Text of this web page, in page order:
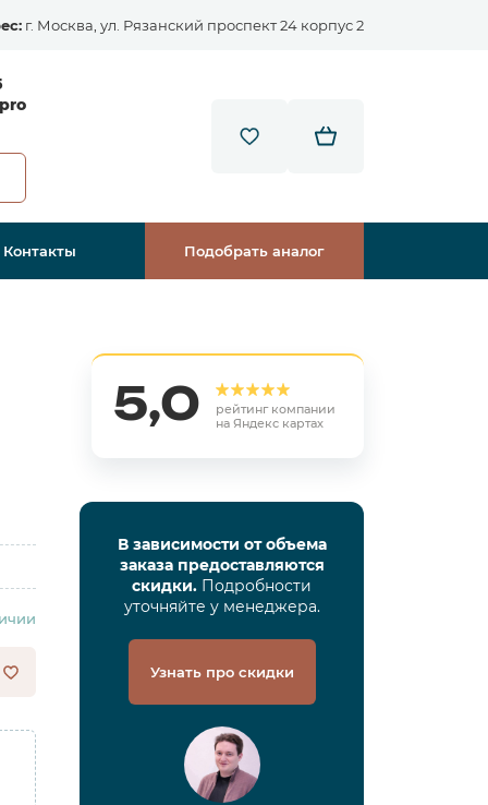
г. Москва, ул. Рязанский проспект 24 корпус 2
Контакты Подобрать аналог
5,0
рейтинг компании
на Яндекс картах
В зависимости от объема
заказа предоставляются
скидки. Подробности
уточняйте у менеджера.
Узнать про скидки